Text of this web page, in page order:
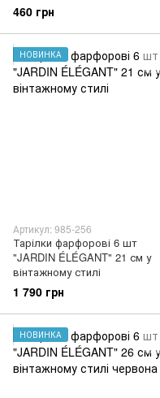
460 грн
НОВИНКА
Артикул: 985-256
Тарілки фарфорові 6 шт
"JARDIN ÉLÉGANT" 21 см у
вінтажному стилі
1 790 грн
НОВИНКА